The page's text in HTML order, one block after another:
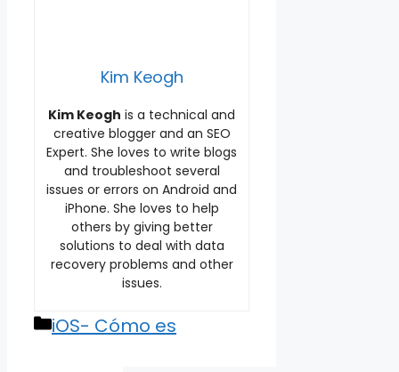
Kim Keogh
Kim Keogh is a technical and
creative blogger and an SEO
Expert. She loves to write blogs
and troubleshoot several
issues or errors on Android and
iPhone. She loves to help
others by giving better
solutions to deal with data
recovery problems and other
issues.
Categories
iOS- Cómo es